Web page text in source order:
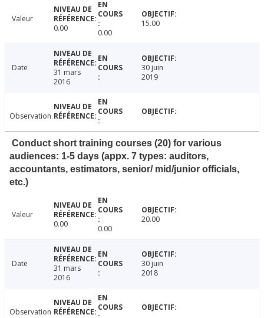
Valeur
0.00
0.00
15.00
Date
31 mars
2016
30 juin
2019
Observation
Conduct short training courses (20) for various
audiences: 1-5 days (appx. 7 types: auditors,
accountants, estimators, senior/ mid/junior officials,
etc.)
Valeur
0.00
0.00
20.00
Date
31 mars
2016
30 juin
2018
Observation